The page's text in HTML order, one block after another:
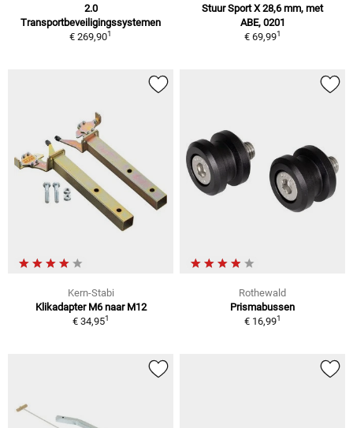
2.0
Transportbeveiligingssystemen
€ 269,901
Stuur Sport X 28,6 mm, met
ABE, 0201
€ 69,991
Kern-Stabi
Klikadapter M6 naar M12
€ 34,951
Rothewald
Prismabussen
€ 16,991